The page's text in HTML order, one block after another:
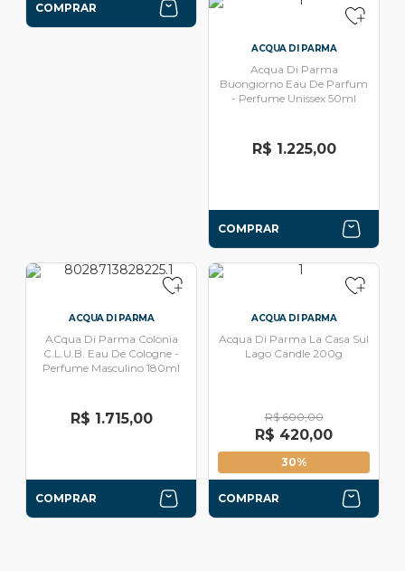
COMPRAR
ACQUA DI PARMA
Acqua Di Parma
Buongiorno Eau De Parfum
- Perfume Unissex 50ml
R$ 1.225,00
COMPRAR
ACQUA DI PARMA
ACqua Di Parma Colonia
C.L.U.B. Eau De Cologne -
Perfume Masculino 180ml
R$ 1.715,00
COMPRAR
ACQUA DI PARMA
Acqua Di Parma La Casa Sul
Lago Candle 200g
R$ 600,00
R$ 420,00
30%
COMPRAR